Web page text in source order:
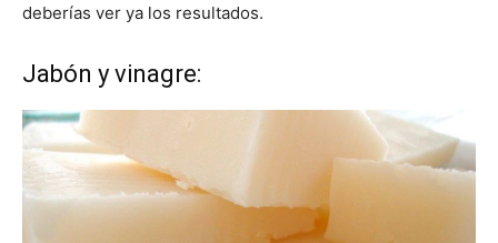
deberías ver ya los resultados.
Jabón y vinagre: